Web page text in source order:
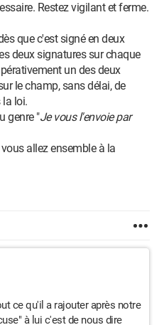
Restez vigilant et ferme.
que c'est signé en deux
deux signatures sur chaque
un des deux
le champ, sans délai, de
la loi.
genre "Je vous l'envoie par
allez ensemble à la
ce qu'il a rajouter après notre
à lui c'est de nous dire